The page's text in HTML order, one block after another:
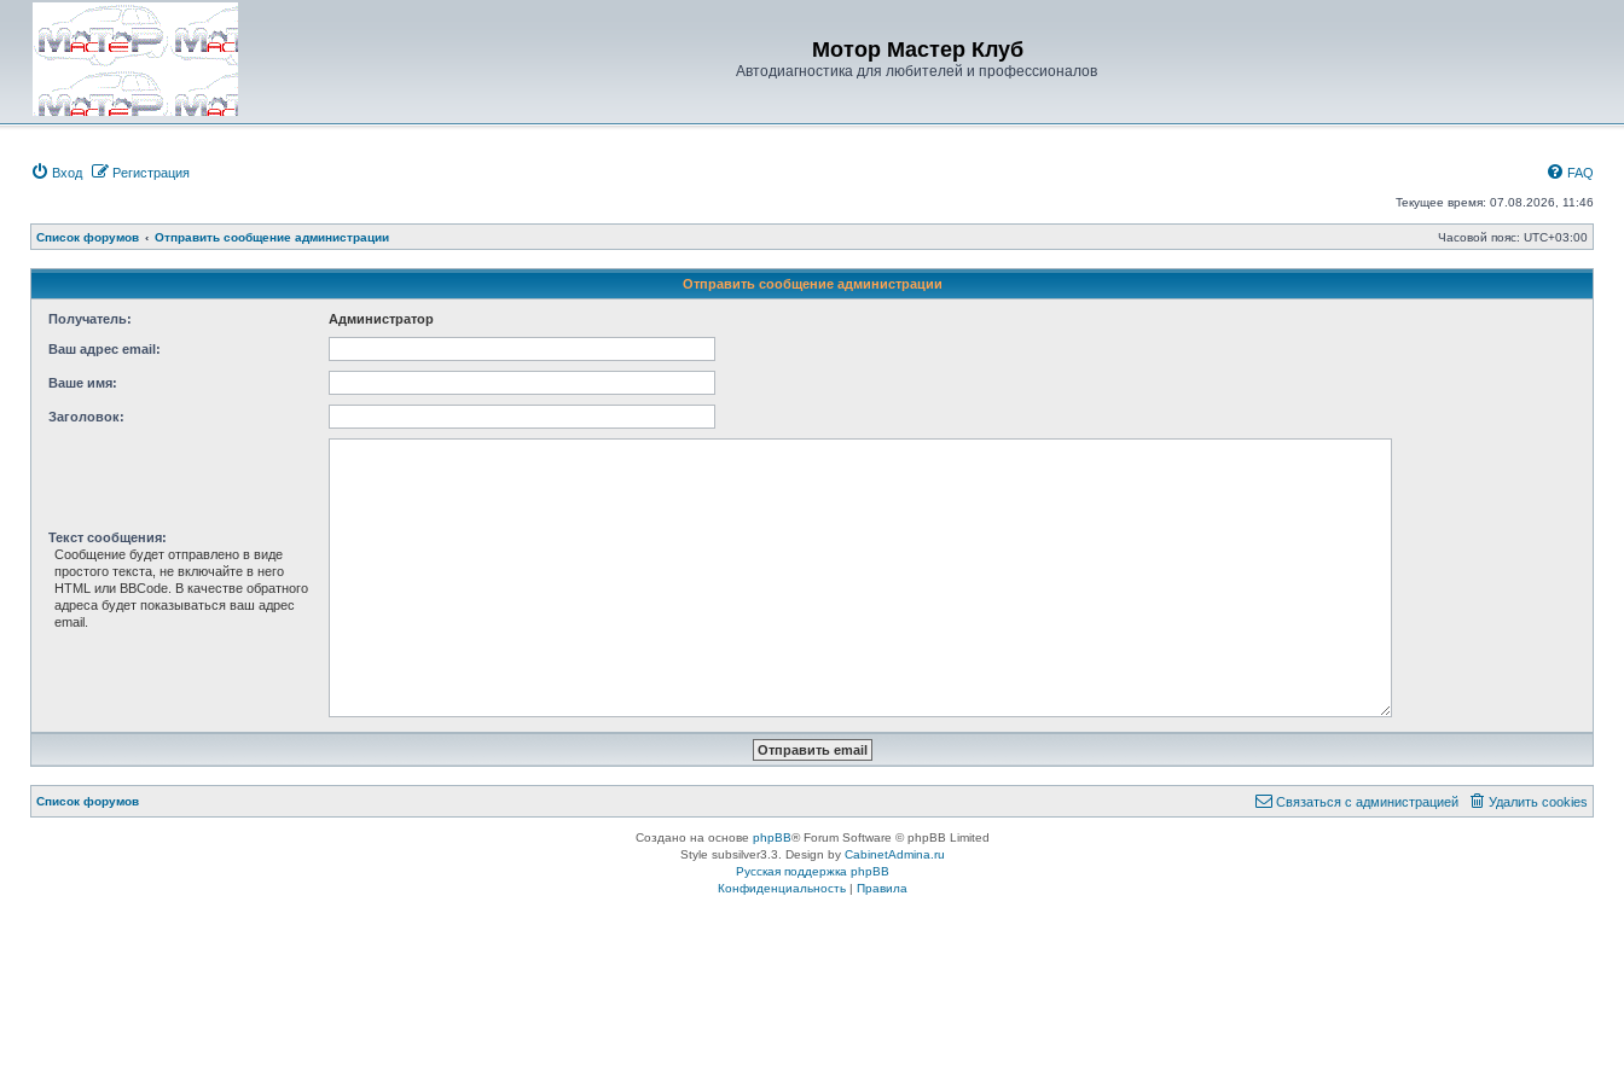
Мотор Мастер Клуб
Автодиагностика для любителей и профессионалов
Вход Регистрация FAQ
Текущее время: 07.08.2026, 11:46
Список форумов Отправить сообщение администрации Часовой пояс: UTC+03:00
Отправить сообщение администрации
Получатель: Администратор
Ваш адрес email:
Ваше имя:
Заголовок:
Текст сообщения:
Сообщение будет отправлено в виде
простого текста, не включайте в него
HTML или BBCode. В качестве обратного
адреса будет показываться ваш адрес
email.
Список форумов Удалить cookies
Связаться с администрацией
Создано на основе phpBB® Forum Software © phpBB Limited
Style subsilver3.3. Design by CabinetAdmina.ru
Русская поддержка phpBB
Конфиденциальность| Правила